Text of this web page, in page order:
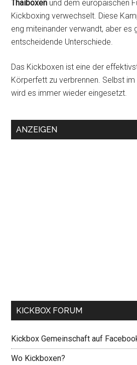
Thaiboxen und dem europäischen
Kickboxing verwechselt. Diese
eng miteinander verwandt, aber es
entscheidende Unterschiede.
Das Kickboxen ist eine der
Körperfett zu verbrennen. Selbst im
wird es immer wieder eingesetzt.
ANZEIGEN
KICKBOX FORUM
Kickbox Gemeinschaft auf
Wo Kickboxen?